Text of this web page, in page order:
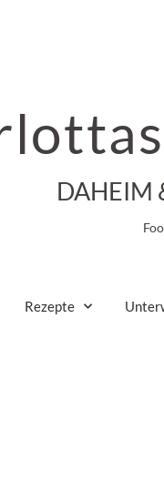
DAHEIM
Rezepte